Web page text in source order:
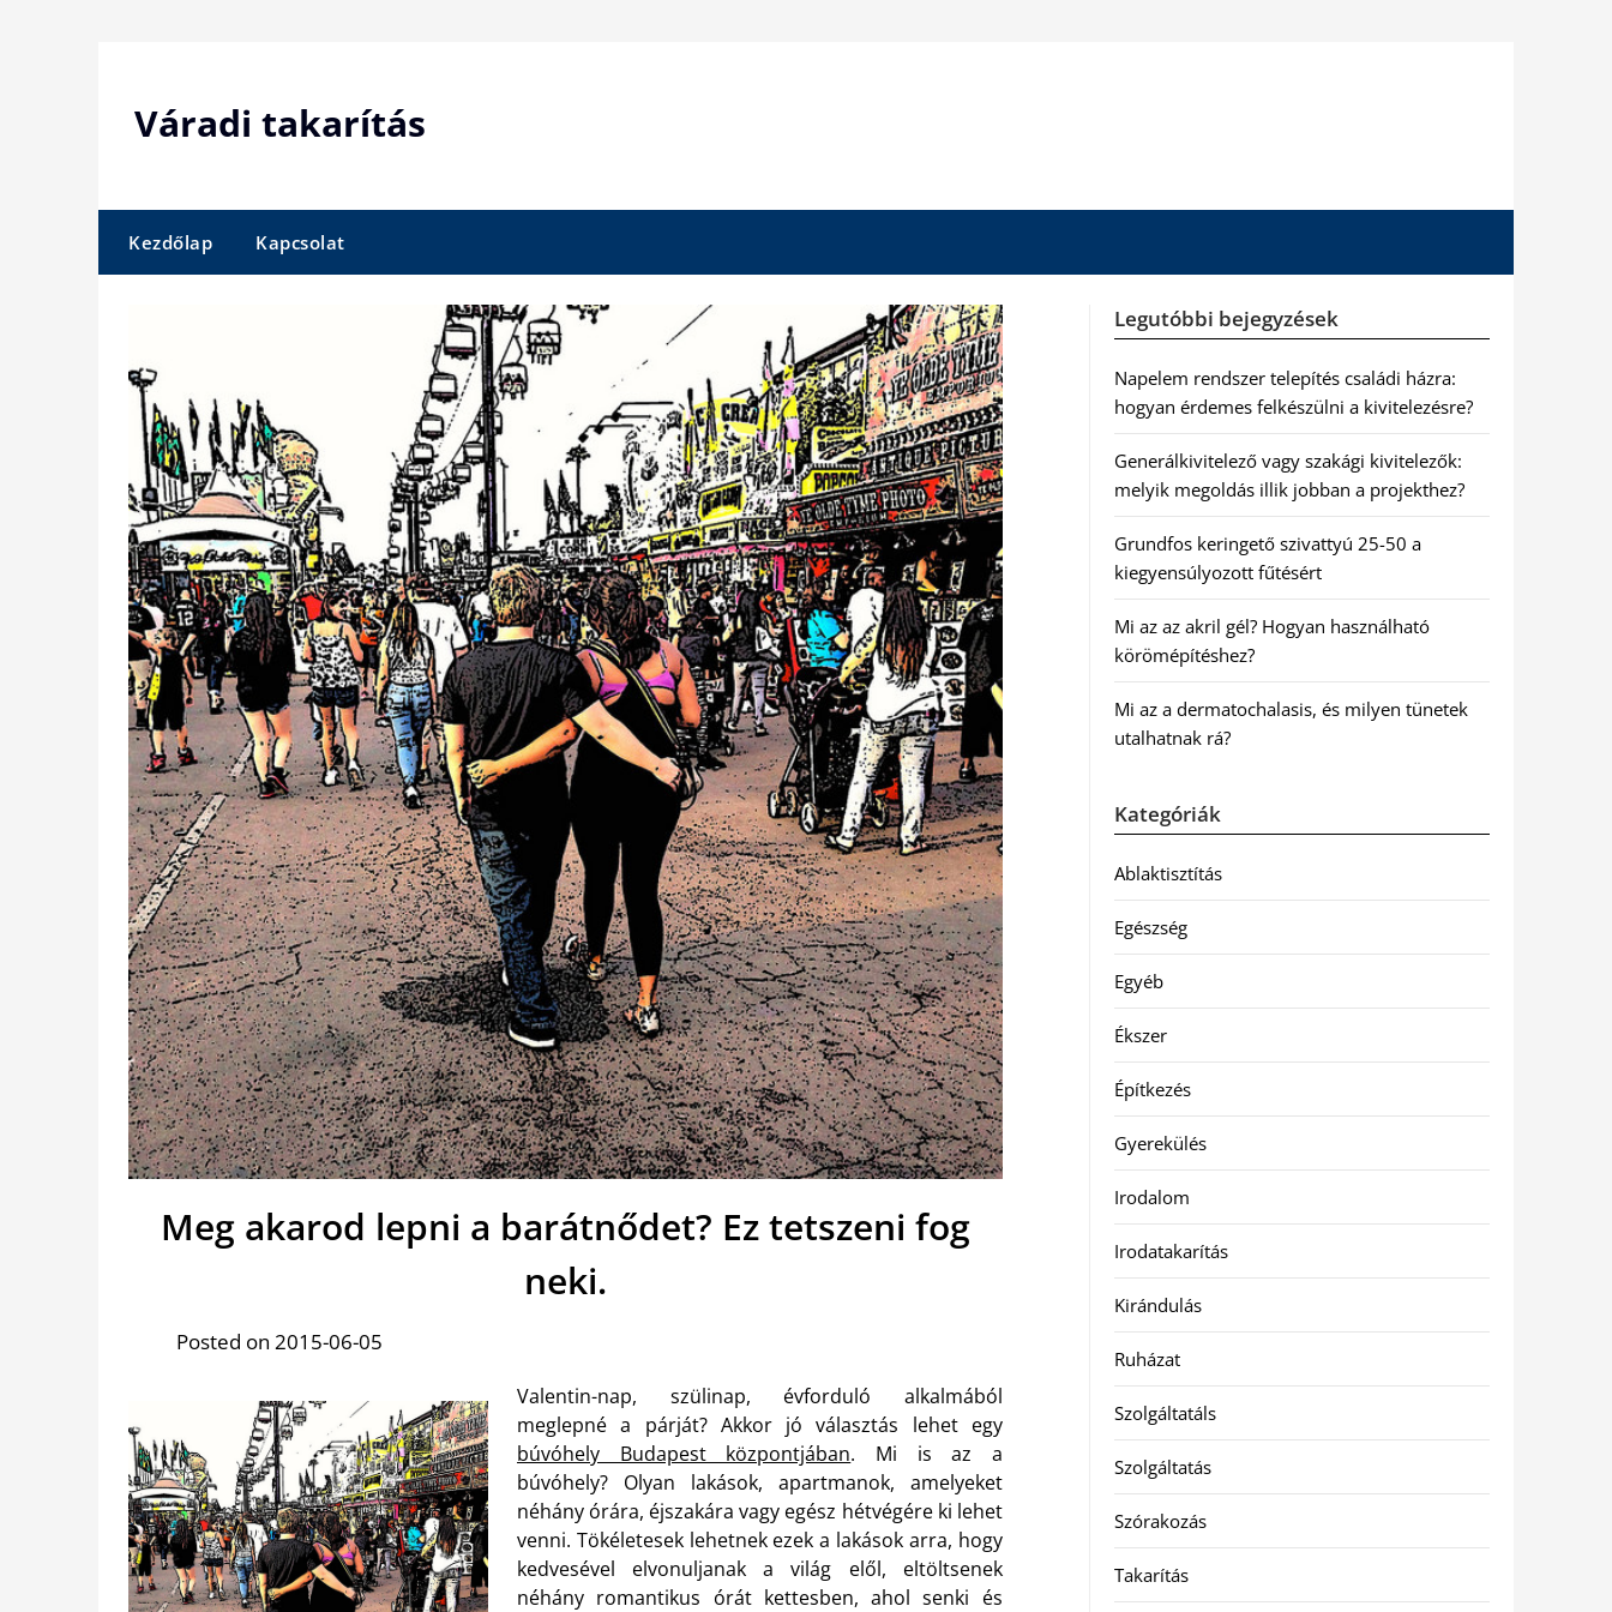
Váradi takarítás
Kezdőlap Kapcsolat
Meg akarod lepni a barátnődet? Ez tetszeni fog
neki.
Posted on 2015-06-05
Valentin-nap, szülinap, évforduló alkalmából
meglepné a párját? Akkor jó választás lehet egy
búvóhely Budapest központjában. Mi is az a
búvóhely? Olyan lakások, apartmanok, amelyeket
néhány órára, éjszakára vagy egész hétvégére ki lehet
venni. Tökéletesek lehetnek ezek a lakások arra, hogy
kedvesével elvonuljanak a világ elől, eltöltsenek
néhány romantikus órát kettesben, ahol senki és
Legutóbbi bejegyzések
Napelem rendszer telepítés családi házra:
hogyan érdemes felkészülni a kivitelezésre?
Generálkivitelező vagy szakági kivitelezők:
melyik megoldás illik jobban a projekthez?
Grundfos keringető szivattyú 25-50 a
kiegyensúlyozott fűtésért
Mi az az akril gél? Hogyan használható
körömépítéshez?
Mi az a dermatochalasis, és milyen tünetek
utalhatnak rá?
Kategóriák
Ablaktisztítás
Egészség
Egyéb
Ékszer
Építkezés
Gyerekülés
Irodalom
Irodatakarítás
Kirándulás
Ruházat
Szolgáltatáls
Szolgáltatás
Szórakozás
Takarítás